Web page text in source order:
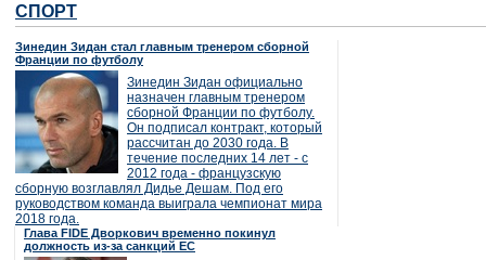
СПОРТ
Зинедин Зидан стал главным тренером сборной
Франции по футболу
Зинедин Зидан официально
назначен главным тренером
сборной Франции по футболу.
Он подписал контракт, который
рассчитан до 2030 года. В
течение последних 14 лет - с
2012 года - французскую
сборную возглавлял Дидье Дешам. Под его
руководством команда выиграла чемпионат мира
2018 года.
Глава FIDE Дворкович временно покинул
должность из-за санкций ЕС